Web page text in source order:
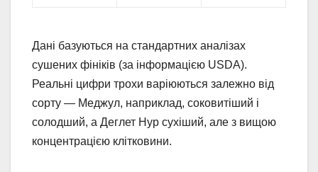
Дані базуються на стандартних аналізах
сушених фініків (за інформацією USDA).
Реальні цифри трохи варіюються залежно від
сорту — Меджул, наприклад, соковитіший і
солодший, а Деглет Нур сухіший, але з вищою
концентрацією клітковини.